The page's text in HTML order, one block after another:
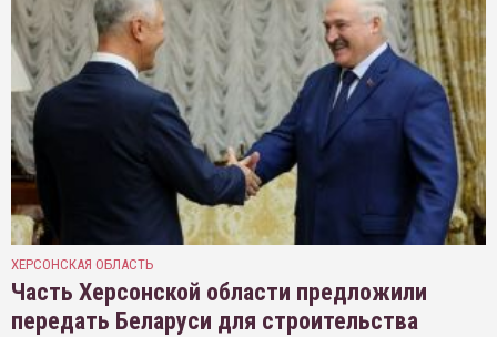
ХЕРСОНСКАЯ ОБЛАСТЬ
Часть Херсонской области предложили
передать Беларуси для строительства